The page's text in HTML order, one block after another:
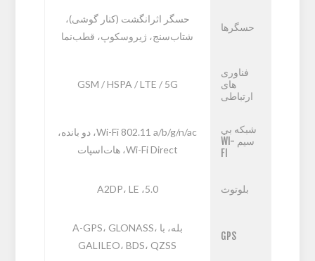
حسگرها
حسگر اثرانگشت (کنار گوشی)،
شتاب‌سنج، ژیروسکوپ، قطب‌نما
فناوری
های
ارتباطی
GSM / HSPA / LTE / 5G
شبکه بي
سيم WI-
FI
Wi-Fi 802.11 a/b/g/n/ac، دو بانده،
Wi-Fi Direct، هات‌اسپات
بلوتوث 5.0، A2DP، LE
GPS
بله، با A-GPS، GLONASS،
GALILEO، BDS، QZSS